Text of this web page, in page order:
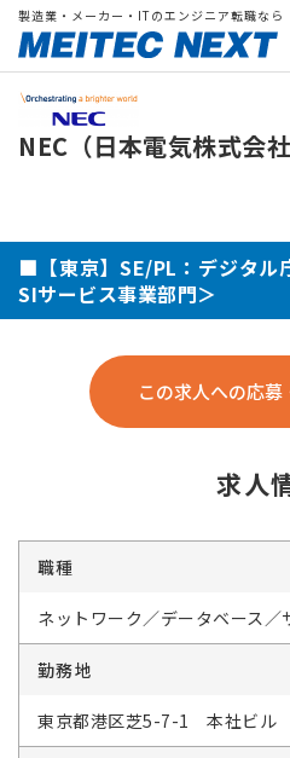
製造業・メーカー・ITのエンジニア転職なら
NEC（日本電気株式会社
■【東京】SE/PL：デジタル
SIサービス事業部門＞
この求人への応募
求人
職種
ネットワーク／データベース／
勤務地
東京都港区芝5-7-1 本社ビル